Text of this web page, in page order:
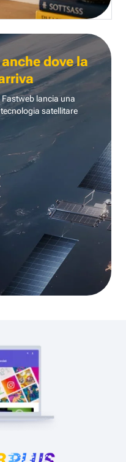
dove la
lancia una
satellitare